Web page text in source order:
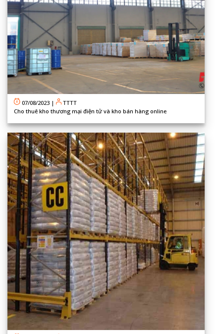
07/08/2023 |
TTTT
Cho thuê kho thương mại điện tử và kho bán hàng online